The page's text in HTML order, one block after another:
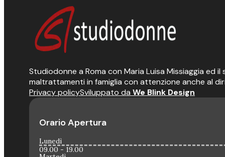
Studiodonne a Roma con Maria Luisa Missiaggia ed
maltrattamenti in famiglia con attenzione anche al
Privacy policySviluppato da We Blink Design
Orario Apertura
Lunedì
09.00 - 19.00